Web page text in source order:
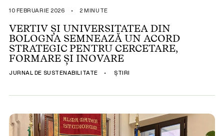
ȘTIRI
OPINII
ESG
LEGISLAȚIE
BUNE PRACTICI
10 FEBRUARIE 2026 • 2 MINUTE
VERTIV ȘI UNIVERSITATEA DIN
BOLOGNA SEMNEAZĂ UN ACORD
STRATEGIC PENTRU CERCETARE,
FORMARE ȘI INOVARE
JURNAL DE SUSTENABILITATE • ȘTIRI